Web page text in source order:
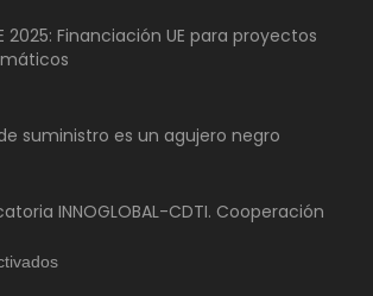
2025: Financiación UE para proyectos
suministro es un agujero negro
INNOGLOBAL-CDTI. Cooperación
en